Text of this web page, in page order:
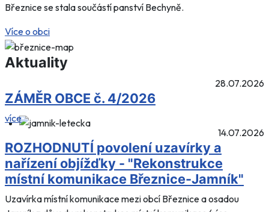
Březnice se stala součástí panství Bechyně.
Více o obci
Aktuality
28.07.2026
ZÁMĚR OBCE č. 4/2026
více
14.07.2026
ROZHODNUTÍ povolení uzavírky a
nařízení objížďky - "Rekonstrukce
místní komunikace Březnice-Jamník"
Uzavírka místní komunikace mezi obcí Březnice a osadou